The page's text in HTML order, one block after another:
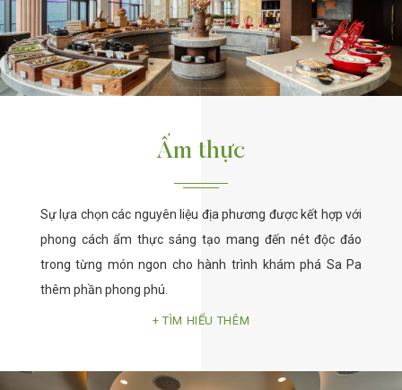
Ẩm thực
Sự lựa chọn các nguyên liệu địa phương được kết hợp với
phong cách ẩm thực sáng tạo mang đến nét độc đáo
trong từng món ngon cho hành trình khám phá Sa Pa
thêm phần phong phú.
TÌM HIỂU THÊM